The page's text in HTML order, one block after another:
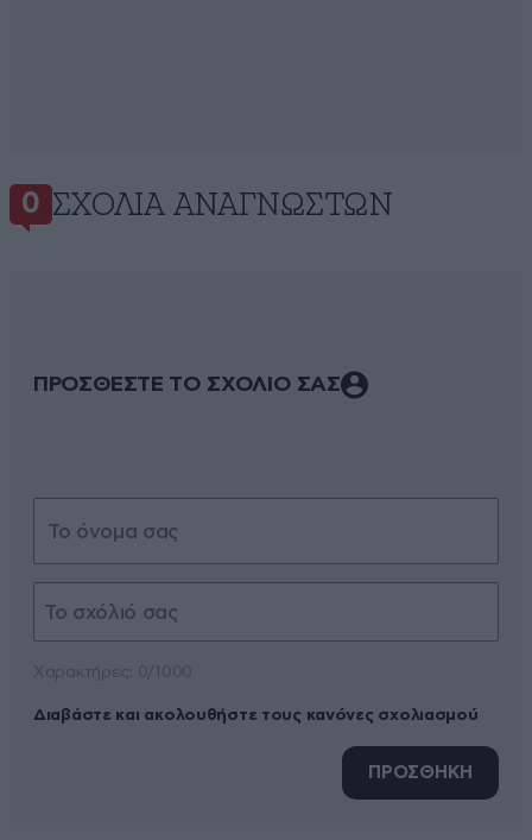
0 ΣΧΌΛΙΑ ΑΝΑΓΝΩΣΤΏΝ
ΠΡΟΣΘΕΣΤΕ ΤΟ ΣΧΟΛΙΟ ΣΑΣ
Διαβάστε και ακολουθήστε τους κανόνες σχολιασμού
ΠΡΟΣΘΗΚΗ